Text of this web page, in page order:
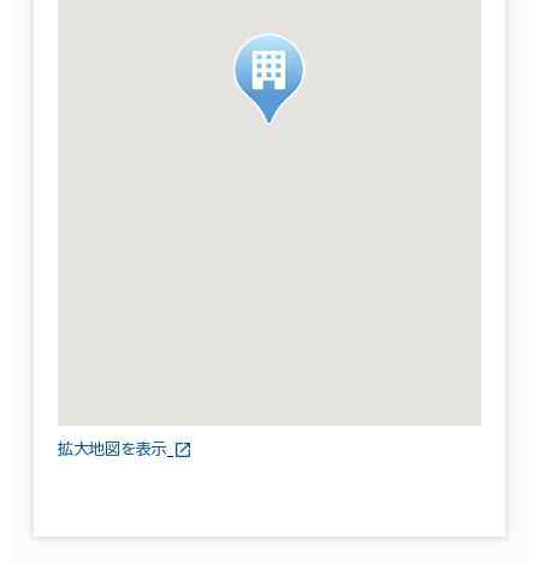
拡大地図を表示